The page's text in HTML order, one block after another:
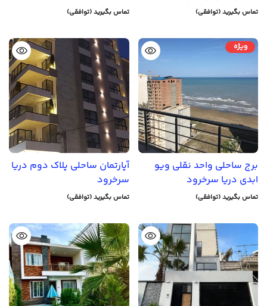
تماس بگیرید (توافقی) تماس بگیرید (توافقی)
ویژه
برج ساحلی واحد نقلی ویو
ابدی دریا سرخرود
تماس بگیرید (توافقی)
آپارتمان ساحلی پلاک دوم دریا
سرخرود
تماس بگیرید (توافقی)